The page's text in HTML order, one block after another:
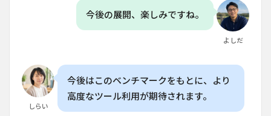
よしだ
今後の展開、楽しみですね。
しらい
今後はこのベンチマークをもとに、より
高度なツール利用が期待されます。